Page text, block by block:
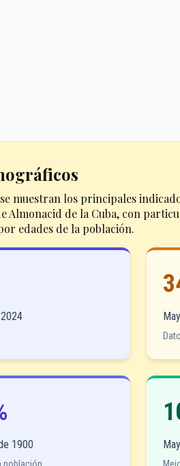
muestran los principales
Almonacid de la Cuba, con
edades de la población.
1900